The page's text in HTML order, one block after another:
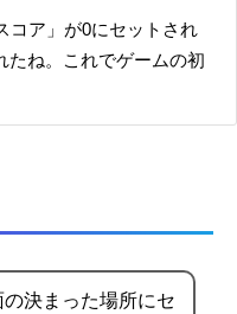
コア」が0にセットされ
たね。これでゲームの初
決まった場所にセ